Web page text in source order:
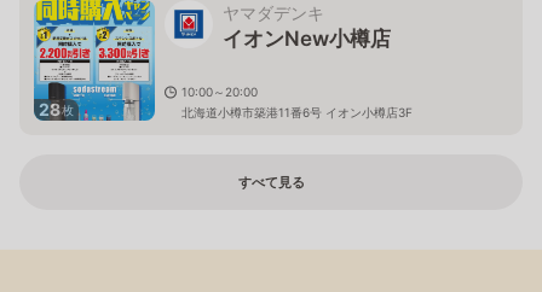
28枚
ヤマダデンキ
イオンNew小樽店
10:00～20:00
北海道小樽市築港11番6号 イオン小樽店3F
すべて見る